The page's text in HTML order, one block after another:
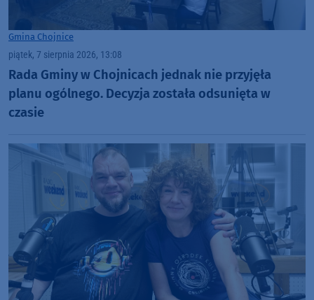
Gmina Chojnice
piątek, 7 sierpnia 2026, 13:08
Rada Gminy w Chojnicach jednak nie przyjęła
planu ogólnego. Decyzja została odsunięta w
czasie